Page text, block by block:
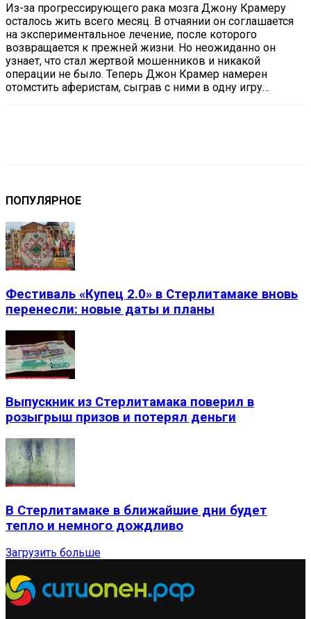
Из-за прогрессирующего рака мозга Джону Крамеру
осталось жить всего месяц. В отчаянии он соглашается
на экспериментальное лечение, после которого
возвращается к прежней жизни. Но неожиданно он
узнает, что стал жертвой мошенников и никакой
операции не было. Теперь Джон Крамер намерен
отомстить аферистам, сыграв с ними в одну игру…
ПОПУЛЯРНОЕ
Фестиваль «Купец 2.0» в Стерлитамаке вновь
перенесли: новые даты и планы
Выпускник из Стерлитамака поверил в
розыгрыш призов и потерял деньги
В Стерлитамаке в ближайшие дни будет
тепло и немного дождливо
Загрузить больше